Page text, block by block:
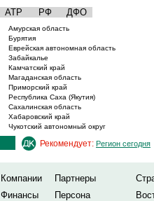
АТР РФ ДФО
Амурская область
Бурятия
Еврейская автономная область
Забайкалье
Камчатский край
Магаданская область
Приморский край
Республика Саха (Якутия)
Сахалинская область
Хабаровский край
Чукотский автономный округ
Рекомендует: Регион сегодня
Компании Партнеры
Финансы Персона